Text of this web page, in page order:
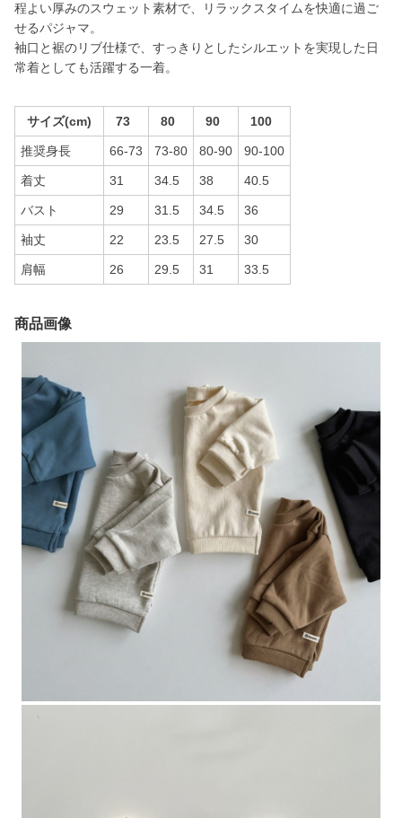
程よい厚みのスウェット素材で、リラックスタイムを快適に過ご
せるパジャマ。
袖口と裾のリブ仕様で、すっきりとしたシルエットを実現した日
常着としても活躍する一着。
サイズ(cm) 73 80 90 100
推奨身長 66-73 73-80 80-90 90-100
着丈 31 34.5 38 40.5
バスト 29 31.5 34.5 36
袖丈 22 23.5 27.5 30
肩幅 26 29.5 31 33.5
商品画像